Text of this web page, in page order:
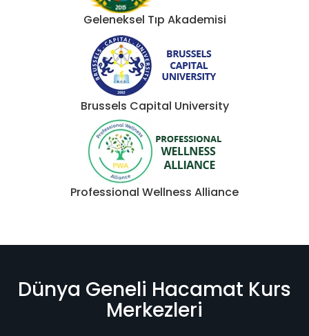
Geleneksel Tıp Akademisi
Brussels Capital University
Professional Wellness Alliance
Dünya Geneli Hacamat Kurs
Merkezleri